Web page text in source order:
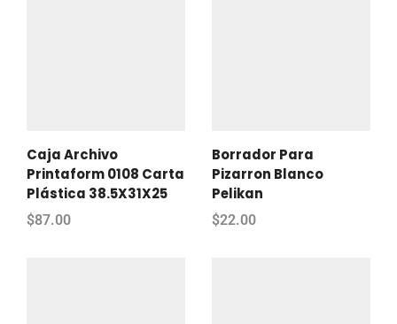
Caja Archivo
Printaform 0108 Carta
Plástica 38.5X31X25
$87.00
Borrador Para
Pizarron Blanco
Pelikan
$22.00